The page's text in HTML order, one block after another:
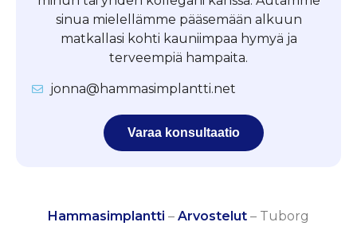
sinua mielellämme pääsemään alkuun
matkallasi kohti kauniimpaa hymyä ja
terveempiä hampaita.
jonna@hammasimplantti.net
Varaa konsultaatio
Hammasimplantti – Arvostelut – Tuborg